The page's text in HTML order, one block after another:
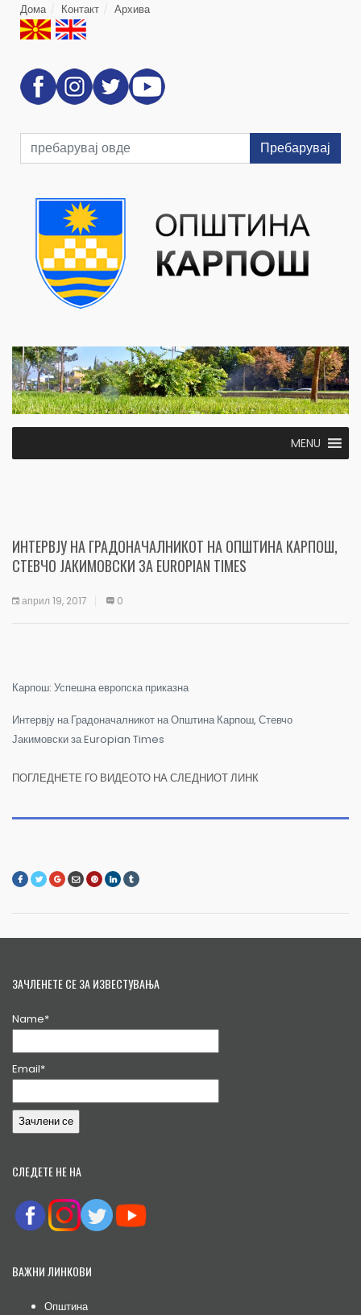
Дома Контакт Архива
Пребарувај
MENU
ИНТЕРВЈУ НА ГРАДОНАЧАЛНИКОТ НА ОПШТИНА КАРПОШ,
СТЕВЧО ЈАКИМОВСКИ ЗА EUROPIAN TIMES
април 19, 2017 0
Карпош: Успешна европска приказна
Интервју на Градоначалникот на Општина Карпош, Стевчо
Јакимовски за Europian Times
ПОГЛЕДНЕТЕ ГО ВИДЕОТО НА СЛЕДНИОТ ЛИНК
ЗАЧЛЕНЕТЕ СЕ ЗА ИЗВЕСТУВАЊА
Name*
Email*
СЛЕДЕТЕ НЕ НА
ВАЖНИ ЛИНКОВИ
Општина